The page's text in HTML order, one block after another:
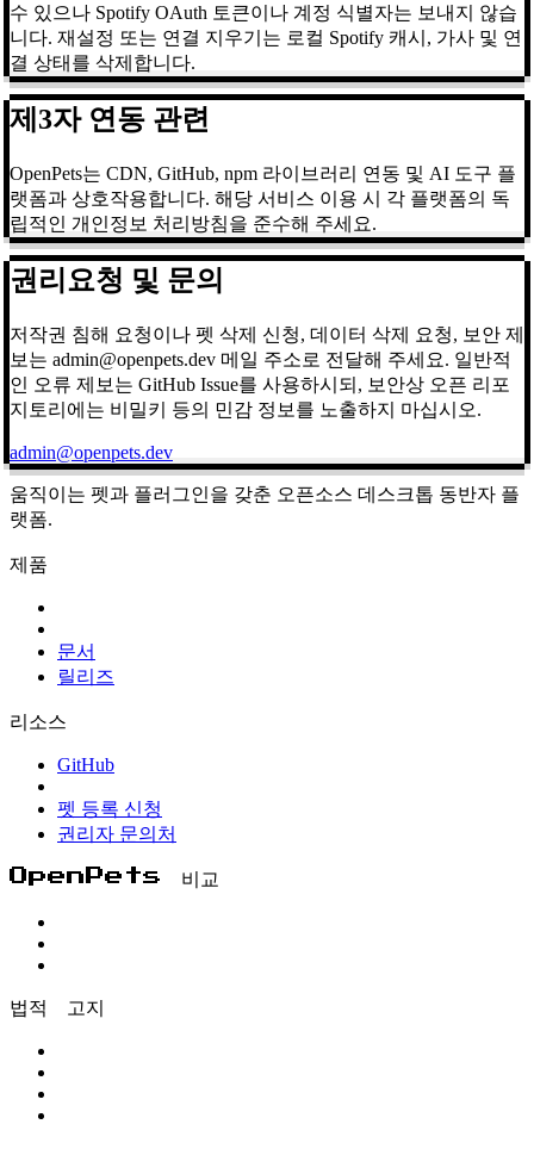
수 있으나 Spotify OAuth 토큰이나 계정 식별자는 보내지 않습
니다. 재설정 또는 연결 지우기는 로컬 Spotify 캐시, 가사 및 연
결 상태를 삭제합니다.
제3자 연동 관련
OpenPets는 CDN, GitHub, npm 라이브러리 연동 및 AI 도구 플
랫폼과 상호작용합니다. 해당 서비스 이용 시 각 플랫폼의 독
립적인 개인정보 처리방침을 준수해 주세요.
권리요청 및 문의
저작권 침해 요청이나 펫 삭제 신청, 데이터 삭제 요청, 보안 제
보는 admin@openpets.dev 메일 주소로 전달해 주세요. 일반적
인 오류 제보는 GitHub Issue를 사용하시되, 보안상 오픈 리포
지토리에는 비밀키 등의 민감 정보를 노출하지 마십시오.
admin@openpets.dev
움직이는 펫과 플러그인을 갖춘 오픈소스 데스크톱 동반자 플
랫폼.
제품
문서
릴리즈
리소스
GitHub
펫 등록 신청
권리자 문의처
OpenPets 비교
법적 고지